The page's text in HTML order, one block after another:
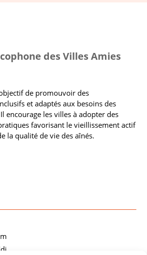
des Villes Amies
de promouvoir des
et adaptés aux besoins des
encourage les villes à adopter des
favorisant le vieillissement actif
la qualité de vie des aînés.